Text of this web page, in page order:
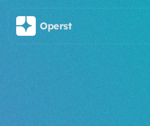
주요 콘텐츠로 건너뛰기
Operst